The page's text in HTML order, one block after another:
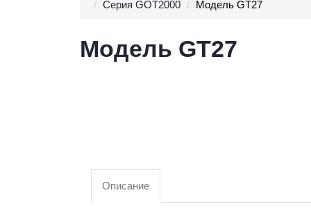
Серия GOT2000
Модель GT27
Модель GT27
Описание